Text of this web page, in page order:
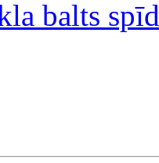
balts